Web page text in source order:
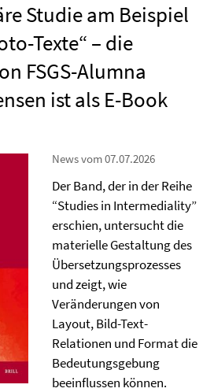
Studie am Beispiel
Texte“ – die
FSGS-Alumna
ist als E-Book
News vom 07.07.2026
Der Band, der in der Reihe
“Studies in Intermediality”
erschien, untersucht die
materielle Gestaltung des
Übersetzungsprozesses
und zeigt, wie
Veränderungen von
Layout, Bild-Text-
Relationen und Format die
Bedeutungsgebung
beeinflussen können.